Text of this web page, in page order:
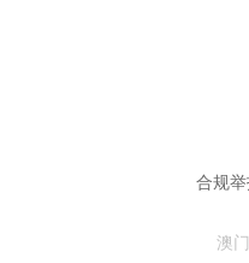
合规举
澳